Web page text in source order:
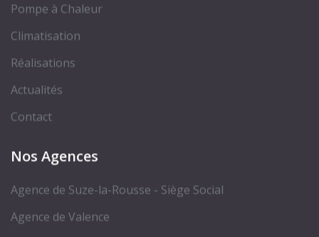
Pompe à Chaleur
Climatisation
Réalisations
Actualités
Contact
Nos Agences
Agence de Suze-la-Rousse - Siège Social
Agence de Valence